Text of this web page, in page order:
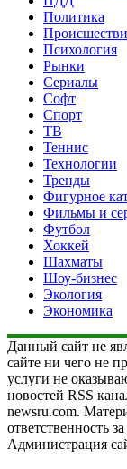
Политика
Психология
Рынки
Сериалы
Софт
Спорт
ТВ
Теннис
Технологии
Тренды
Фигурное
Фильмы и
Футбол
Хоккей
Шахматы
Шоу-бизнес
Экология
Экономика
Данный сайт не
сайте ни чего не
услуги не
новостей RSS
newsru.com.
ответственность
Администрация